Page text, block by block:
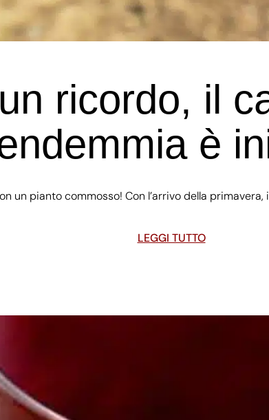
ricordo, il
è
un pianto commosso! Con l’arrivo della
LEGGI TUTTO